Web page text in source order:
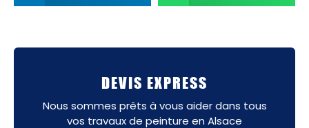
DEVIS EXPRESS
Nous sommes prêts à vous aider dans tous
vos travaux de peinture en Alsace